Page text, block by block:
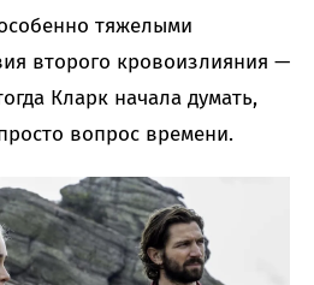
тяжелыми
второго кровоизлияния —
Кларк начала думать,
вопрос времени.